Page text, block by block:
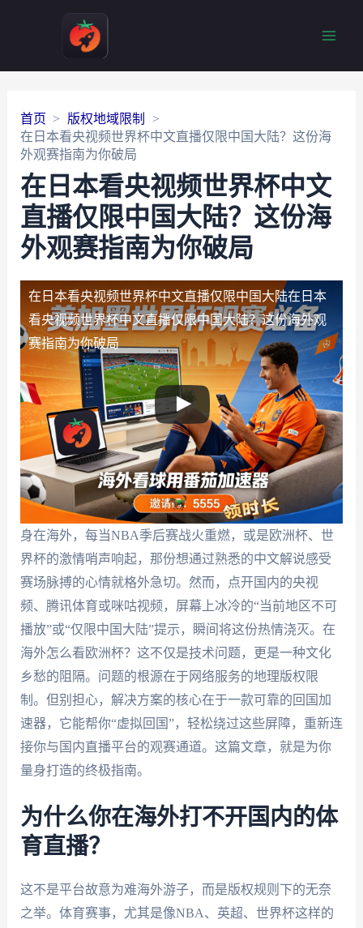
首页
版权地域限制
在日本看央视频世界杯中文直播仅限中国大陆？这份海
外观赛指南为你破局
在日本看央视频世界杯中文
直播仅限中国大陆？这份海
外观赛指南为你破局
在日本看央视频世界杯中文直播仅限中国大陆在日本
看央视频世界杯中文直播仅限中国大陆？这份海外观
赛指南为你破局
身在海外，每当NBA季后赛战火重燃，或是欧洲杯、世
界杯的激情哨声响起，那份想通过熟悉的中文解说感受
赛场脉搏的心情就格外急切。然而，点开国内的央视
频、腾讯体育或咪咕视频，屏幕上冰冷的“当前地区不可
播放”或“仅限中国大陆”提示，瞬间将这份热情浇灭。在
海外怎么看欧洲杯？这不仅是技术问题，更是一种文化
乡愁的阻隔。问题的根源在于网络服务的地理版权限
制。但别担心，解决方案的核心在于一款可靠的回国加
速器，它能帮你“虚拟回国”，轻松绕过这些屏障，重新连
接你与国内直播平台的观赛通道。这篇文章，就是为你
量身打造的终极指南。
为什么你在海外打不开国内的体
育直播？
这不是平台故意为难海外游子，而是版权规则下的无奈
之举。体育赛事，尤其是像NBA、英超、世界杯这样的